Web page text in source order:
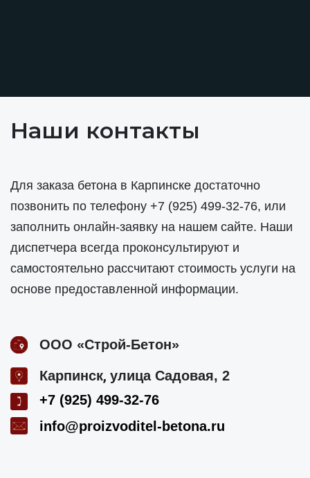
Наши контакты
Для заказа бетона в Карпинске достаточно
позвонить по телефону +7 (925) 499-32-76, или
заполнить онлайн-заявку на нашем сайте. Наши
диспетчера всегда проконсультируют и
самостоятельно рассчитают стоимость услуги на
основе предоставленной информации.
ООО «Строй-Бетон»
Карпинск, улица Садовая, 2
+7 (925) 499-32-76
info@proizvoditel-betona.ru